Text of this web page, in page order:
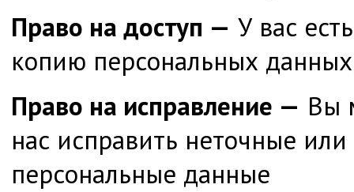
Право на доступ — У вас
копию персональных
Право на исправление — Вы
нас исправить неточные
персональные данные